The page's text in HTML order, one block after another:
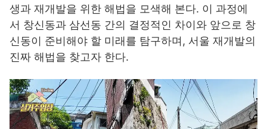
생과 재개발을 위한 해법을 모색해 본다. 이 과정에
서 창신동과 삼선동 간의 결정적인 차이와 앞으로 창
신동이 준비해야 할 미래를 탐구하며, 서울 재개발의
진짜 해법을 찾고자 한다.